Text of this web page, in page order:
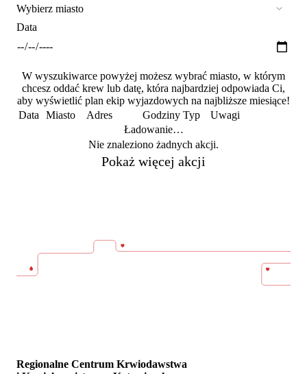
Data
W wyszukiwarce powyżej możesz wybrać miasto, w którym
chcesz oddać krew lub datę, która najbardziej odpowiada Ci,
aby wyświetlić plan ekip wyjazdowych na najbliższe miesiące!
Data Miasto Adres Godziny Typ
Uwagi
Ładowanie…
Nie znaleziono żadnych akcji.
Pokaż więcej akcji
Regionalne Centrum Krwiodawstwa